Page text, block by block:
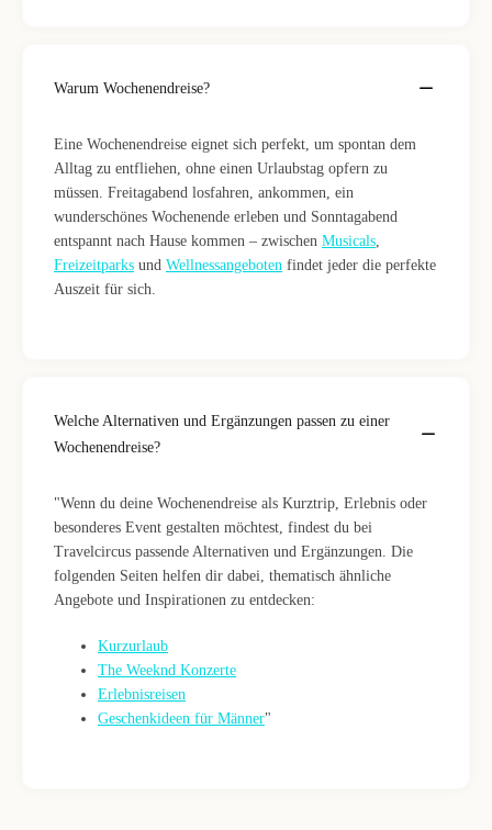
Warum Wochenendreise?
Eine Wochenendreise eignet sich perfekt, um spontan dem
Alltag zu entfliehen, ohne einen Urlaubstag opfern zu
müssen. Freitagabend losfahren, ankommen, ein
wunderschönes Wochenende erleben und Sonntagabend
entspannt nach Hause kommen – zwischen Musicals,
Freizeitparks und Wellnessangeboten findet jeder die perfekte
Auszeit für sich.
Welche Alternativen und Ergänzungen passen zu einer
Wochenendreise?
"Wenn du deine Wochenendreise als Kurztrip, Erlebnis oder
besonderes Event gestalten möchtest, findest du bei
Travelcircus passende Alternativen und Ergänzungen. Die
folgenden Seiten helfen dir dabei, thematisch ähnliche
Angebote und Inspirationen zu entdecken:
Kurzurlaub
The Weeknd Konzerte
Erlebnisreisen
Geschenkideen für Männer"